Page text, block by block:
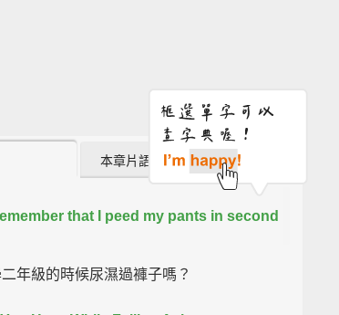
本章片語 (1)
that I peed my pants in second
年級的時候尿濕過褲子嗎？